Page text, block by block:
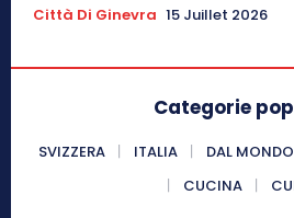
Città Di Ginevra 15 Juillet 2026
Categorie
SVIZZERA ITALIA DAL MONDO
CUCINA